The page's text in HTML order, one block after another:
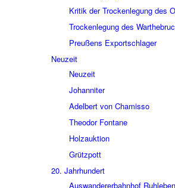
Kritik der Trocken­le­gung des
Trocken­le­gung des
Preu­ßens Export­schla­ger
Neuzeit
Neuzeit
Johan­ni­ter
Adel­bert von Chamisso
Theo­dor Fontane
Holz­auk­tion
Grütz­pott
20. Jahr­hun­dert
Auswan­de­rer­bahn­hof Ruhle­ben